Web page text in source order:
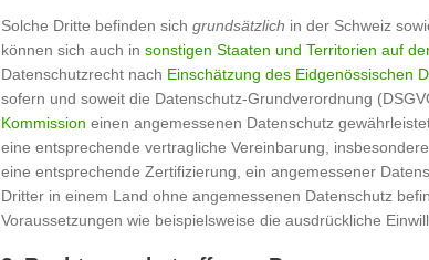
Solche Dritte befinden sich grundsätzlich in der Schweiz
können sich auch in sonstigen Staaten und Territorien auf
Datenschutzrecht nach Einschätzung des Eidgenössischen
sofern und soweit die Datenschutz-Grundverordnung
Kommission einen angemessenen Datenschutz
eine entsprechende vertragliche Vereinbarung,
eine entsprechende Zertifizierung, ein angemessener
Dritter in einem Land ohne angemessenen Datenschutz
Voraussetzungen wie beispielsweise die ausdrückliche